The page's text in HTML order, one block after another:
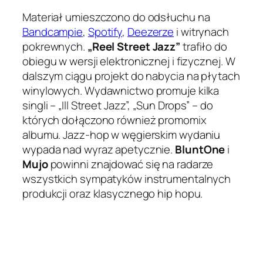
Materiał umieszczono do odsłuchu na
Bandcampie, Spotify, Deezerze i witrynach
pokrewnych. „Reel Street Jazz”trafiło do
obiegu w wersji elektronicznej i fizycznej. W
dalszym ciągu projekt do nabycia na płytach
winylowych. Wydawnictwo promuje kilka
singli – „Ill Street Jazz”, „Sun Drops” – do
których dołączono również promomix
albumu. Jazz-hop w węgierskim wydaniu
wypada nad wyraz apetycznie. BluntOnei
Mujopowinni znajdować się na radarze
wszystkich sympatyków instrumentalnych
produkcji oraz klasycznego hip hopu.